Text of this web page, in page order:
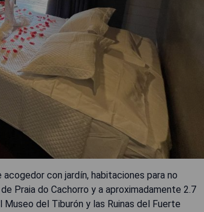
con jardín, habitaciones para no
Praia do Cachorro y a aproximadamente 2.7
del Tiburón y las Ruinas del Fuerte